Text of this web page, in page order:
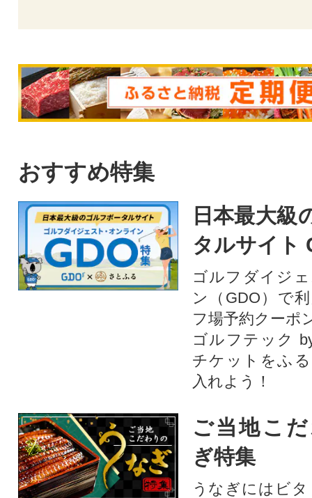
おすすめ特集
日本最大級
タルサイト
ゴルフダイジ
ン（GDO）で
フ場予約クーポ
ゴルフテック
チケットをふ
入れよう！
ご当地こ
ぎ特集
うなぎにはビ